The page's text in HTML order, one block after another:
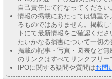
自己責任にて行なってください
情報の掲載にあたっては慎重
るものではありません。掲載
トにて最新情報をご確認くだ
たいかなる損害について一切の
掲載の記事・写真・図表など
のリンクはすべてリンクフリー
IPOに関する疑問や質問はお問